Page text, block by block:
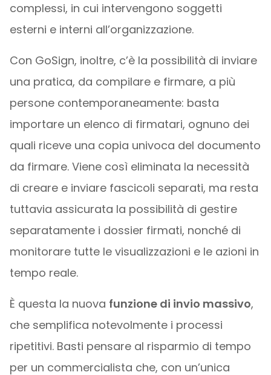
complessi, in cui intervengono soggetti
esterni e interni all’organizzazione.
Con GoSign, inoltre, c’è la possibilità di inviare
una pratica, da compilare e firmare, a più
persone contemporaneamente: basta
importare un elenco di firmatari, ognuno dei
quali riceve una copia univoca del documento
da firmare. Viene così eliminata la necessità
di creare e inviare fascicoli separati, ma resta
tuttavia assicurata la possibilità di gestire
separatamente i dossier firmati, nonché di
monitorare tutte le visualizzazioni e le azioni in
tempo reale.
È questa la nuova funzione di invio massivo,
che semplifica notevolmente i processi
ripetitivi. Basti pensare al risparmio di tempo
per un commercialista che, con un’unica